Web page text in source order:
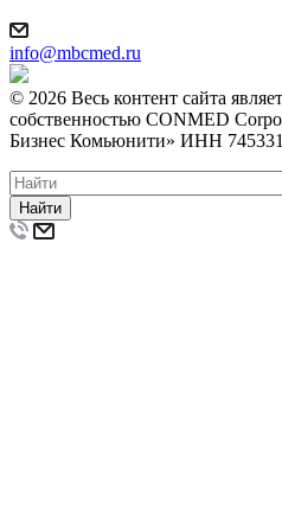
info@mbcmed.ru
© 2026 Весь контент сайта
собственностью CONMED
Бизнес Комьюнити» ИНН
Найти